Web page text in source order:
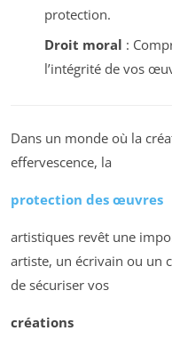
protection.
Droit moral :
l’intégrité de vos
Dans un monde où la
effervescence, la
protection des œuvres
artistiques revêt une
artiste, un écrivain ou un
de sécuriser vos
créations